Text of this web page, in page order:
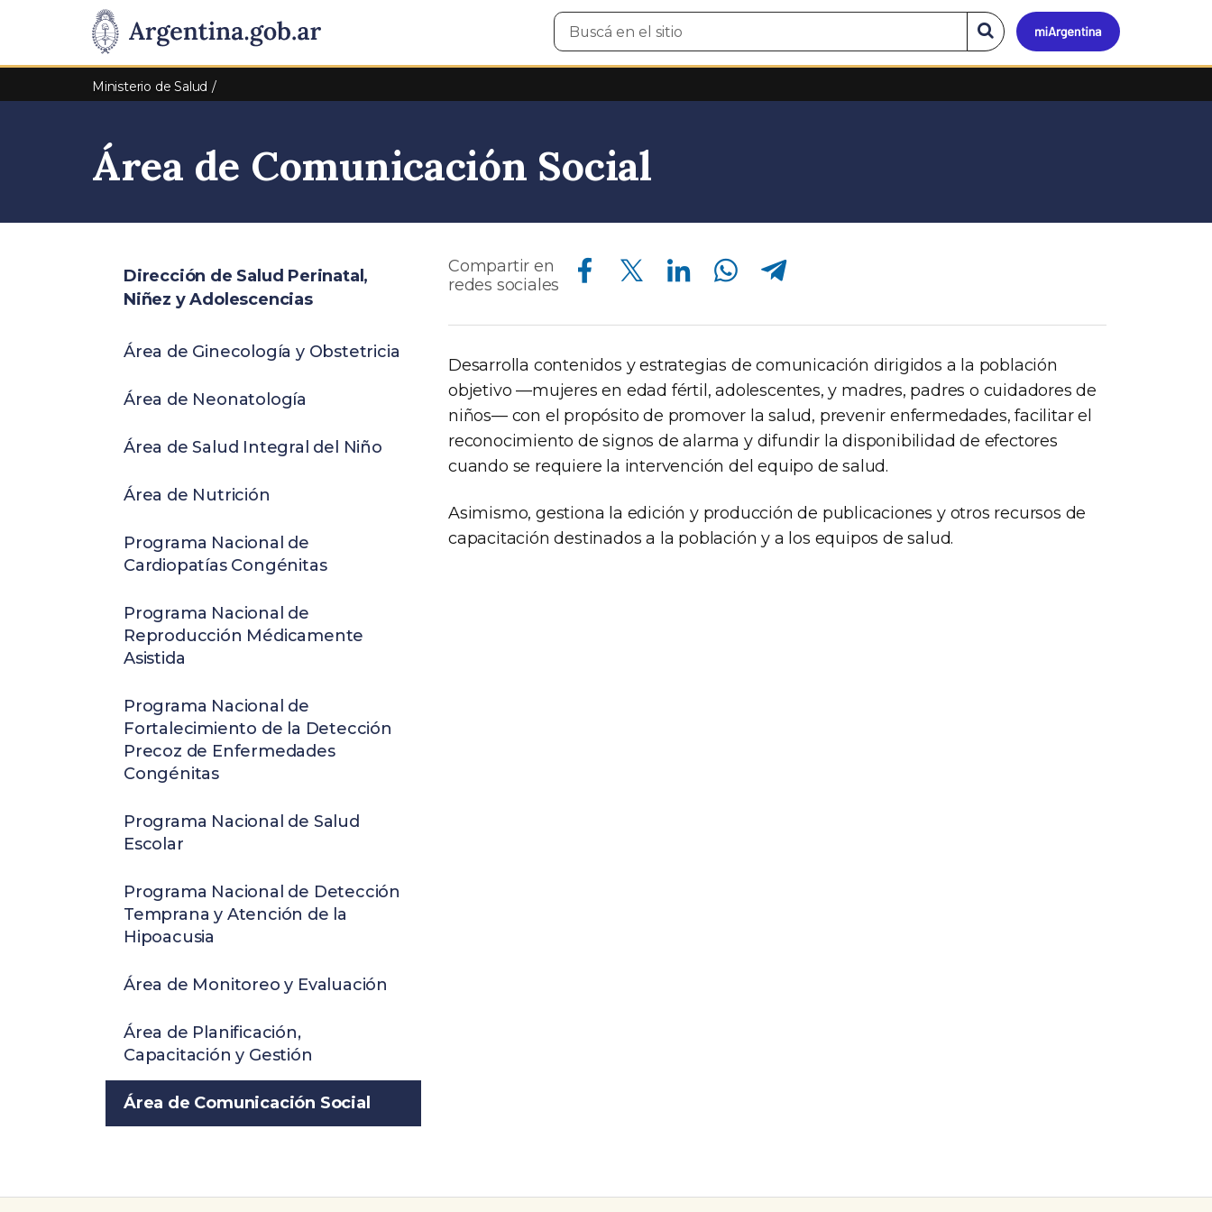
Presidencia
de
Pasar al contenido principal
Mi
Buscar
en
Buscar
en
el
Ministerio de Salud
Área de Comunicación Social
Compartir en
redes sociales
Compartir en Facebook Compartir en Twitter Compartir en Linkedin Compartir en Whatsapp Compartir en Telegram
Desarrolla contenidos y estrategias de comunicación dirigidos a la población
objetivo —mujeres en edad fértil, adolescentes, y madres, padres o cuidadores de
niños— con el propósito de promover la salud, prevenir enfermedades, facilitar el
reconocimiento de signos de alarma y difundir la disponibilidad de efectores
cuando se requiere la intervención del equipo de salud.
Asimismo, gestiona la edición y producción de publicaciones y otros recursos de
capacitación destinados a la población y a los equipos de salud.
Dirección de Salud Perinatal,
Niñez y Adolescencias
Área de Ginecología y Obstetricia
Área de Neonatología
Área de Salud Integral del Niño
Área de Nutrición
Programa Nacional de
Cardiopatías Congénitas
Programa Nacional de
Reproducción Médicamente
Asistida
Programa Nacional de
Fortalecimiento de la Detección
Precoz de Enfermedades
Congénitas
Programa Nacional de Salud
Escolar
Programa Nacional de Detección
Temprana y Atención de la
Hipoacusia
Área de Monitoreo y Evaluación
Área de Planificación,
Capacitación y Gestión
Área de Comunicación Social